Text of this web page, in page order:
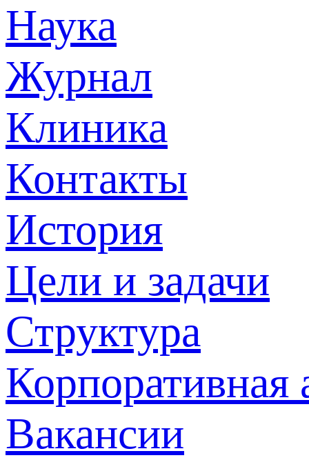
Наука
Журнал
Клиника
Контакты
История
Цели и задачи
Структура
Корпоративная
Вакансии